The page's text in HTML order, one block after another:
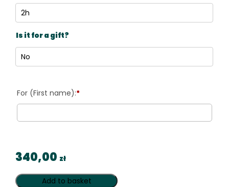
Is it for a gift?
*
340,00 zł
Add to basket